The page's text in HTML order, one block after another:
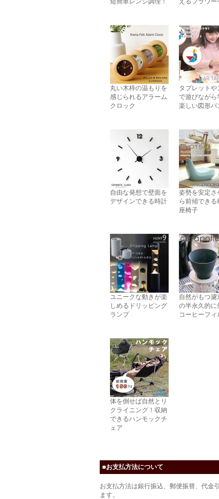
丸い木枠の温もりを
感じられるアラーム
クロック
タブレットや
で遊びながら
楽しい図形パ
自由な発想で壁面を
デザインできる時計
姿勢を安定さ
ら前傾できる
座椅子
ユニークな動きが楽
しめるドリッピング
ランプ
自然がもつ濾
の半永久的に
コーヒーフィ
体を倒せば自然とリ
クライニング！収納
できるハンモックチ
ェア
■お支払方法について
お支払方法は銀行振込、郵便振替、代金
ます。